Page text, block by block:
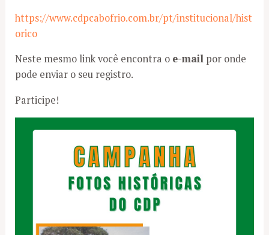
https://www.cdpcabofrio.com.br/pt/institucional/hist
orico
Neste mesmo link você encontra o e-mail por onde
pode enviar o seu registro.
Participe!